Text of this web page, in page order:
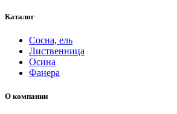
Каталог
Сосна, ель
Лиственница
Осина
Фанера
О компании